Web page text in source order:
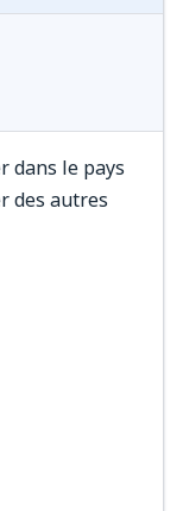
dans le pays
des autres